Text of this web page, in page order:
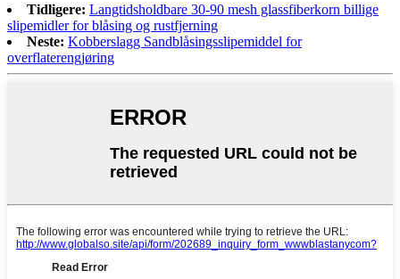
Tidligere: Langtidsholdbare 30-90 mesh glassfiberkorn billige
slipemidler for blåsing og rustfjerning
Neste: Kobberslagg Sandblåsingsslipemiddel for
overflaterengjøring